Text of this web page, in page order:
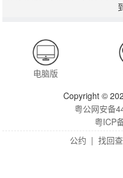
电脑版
Copyright ©
粤公网安备
粤ICP
公约 | 找回